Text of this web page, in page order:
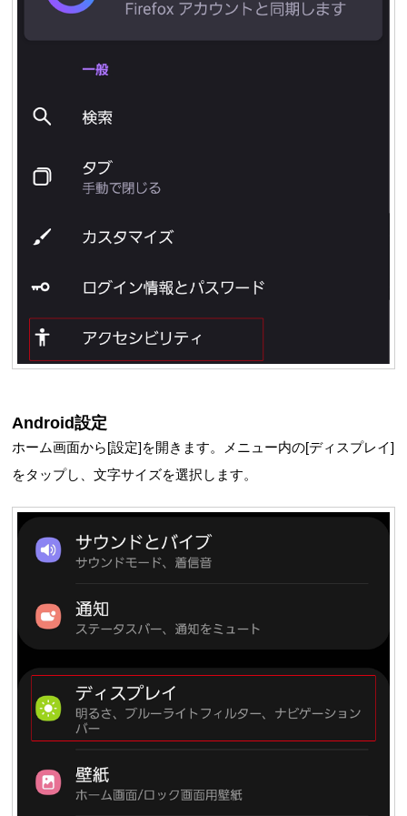
Android設定
ホーム画面から[設定]を開きます。メニュー内の[ディスプレイ]
をタップし、文字サイズを選択します。